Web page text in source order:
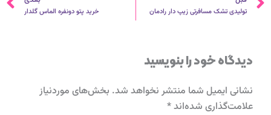
تولیدی تشک مسافرتی زیپ دار رادمان خرید پتو دونفره الماس گلدار
دیدگاه‌ خود را بنویسید
نشانی ایمیل شما منتشر نخواهد شد. بخش‌های موردنیاز
علامت‌گذاری شده‌اند*